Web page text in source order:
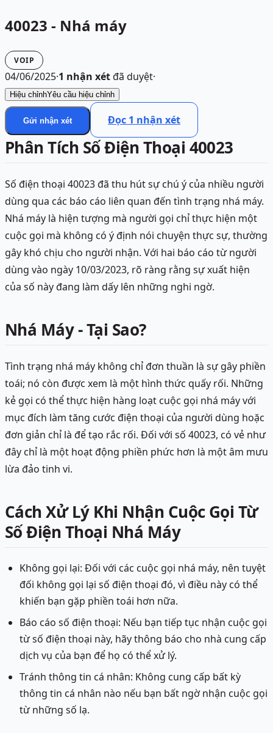
40023 - Nhá máy
VOIP
04/06/2025·1 nhận xétđã duyệt·
Hiệu chỉnhYêu cầu hiệu chỉnh
Gửi nhận xét Đọc 1 nhận xét
Phân Tích Số Điện Thoại 40023
Số điện thoại 40023 đã thu hút sự chú ý của nhiều người
dùng qua các báo cáo liên quan đến tình trạng nhá máy.
Nhá máy là hiện tượng mà người gọi chỉ thực hiện một
cuộc gọi mà không có ý định nói chuyện thực sự, thường
gây khó chịu cho người nhận. Với hai báo cáo từ người
dùng vào ngày 10/03/2023, rõ ràng rằng sự xuất hiện
của số này đang làm dấy lên những nghi ngờ.
Nhá Máy - Tại Sao?
Tình trạng nhá máy không chỉ đơn thuần là sự gây phiền
toái; nó còn được xem là một hình thức quấy rối. Những
kẻ gọi có thể thực hiện hàng loạt cuộc gọi nhá máy với
mục đích làm tăng cước điện thoại của người dùng hoặc
đơn giản chỉ là để tạo rắc rối. Đối với số 40023, có vẻ như
đây chỉ là một hoạt động phiền phức hơn là một âm mưu
lừa đảo tinh vi.
Cách Xử Lý Khi Nhận Cuộc Gọi Từ
Số Điện Thoại Nhá Máy
Không gọi lại: Đối với các cuộc gọi nhá máy, nên tuyệt
đối không gọi lại số điện thoại đó, vì điều này có thể
khiến bạn gặp phiền toái hơn nữa.
Báo cáo số điện thoại: Nếu bạn tiếp tục nhận cuộc gọi
từ số điện thoại này, hãy thông báo cho nhà cung cấp
dịch vụ của bạn để họ có thể xử lý.
Tránh thông tin cá nhân: Không cung cấp bất kỳ
thông tin cá nhân nào nếu bạn bất ngờ nhận cuộc gọi
từ những số lạ.